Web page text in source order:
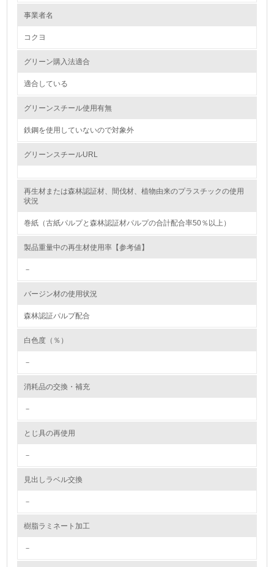
環境方針を持っている
環境対応の責任体制を定めている
環境問題に関する従業員教育を行っている
自社に関係する主要な環境法規制を把握し、順守している
レベル2
かしている
従業員が環境方針に基づいて自分の業務の中で行うべき環
→ 導入している規格名 ISO14001
第三者認証を取得している
油、ガス）の使用量削減の取り組みを行っている
事業者名
コクヨ
グリーン購入法適合
適合している
グリーンスチール使用有無
鉄鋼を使用していないので対象外
グリーンスチールURL
再生材または森林認証材、間伐材、植物由来のプラスチックの使用
状況
巻紙（古紙パルプと森林認証材パルプの合計配合率50％以上）
製品重量中の再生材使用率【参考値】
－
バージン材の使用状況
森林認証パルプ配合
白色度（％）
－
消耗品の交換・補充
－
とじ具の再使用
－
見出しラベル交換
－
樹脂ラミネート加工
－